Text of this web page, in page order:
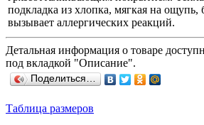
подкладка из хлопка, мягкая на ощупь,
вызывает аллергических реакций.
Детальная информация о товаре
под вкладкой "Описание".
Поделиться…
Таблица размеров